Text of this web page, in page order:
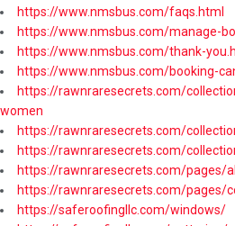
https://www.nmsbus.com/faqs.html
https://www.nmsbus.com/manage-
https://www.nmsbus.com/thank-
https://www.nmsbus.com/booking-
https://rawnraresecrets.com/
women
https://rawnraresecrets.com/
https://rawnraresecrets.com/
https://rawnraresecrets.com/pages/
https://rawnraresecrets.com/pages/
https://saferoofingllc.com/windows/